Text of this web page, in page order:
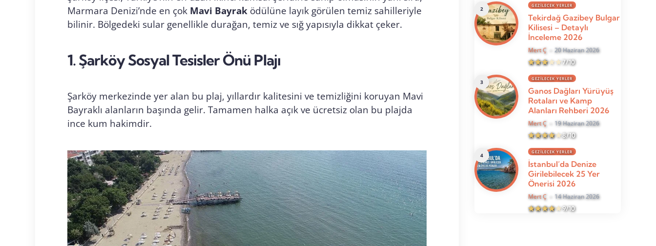
Marmara Denizi’nde en çok Mavi Bayrak ödülüne layık görülen temiz sahilleriyle
bilinir. Bölgedeki sular genellikle durağan, temiz ve sığ yapısıyla dikkat çeker.
1. Şarköy Sosyal Tesisler Önü Plajı
Şarköy merkezinde yer alan bu plaj, yıllardır kalitesini ve temizliğini koruyan Mavi
Bayraklı alanların başında gelir. Tamamen halka açık ve ücretsiz olan bu plajda
ince kum hakimdir.
GEZILECEK YERLER
Tekirdağ Gazibey Bulgar
Kilisesi – Detaylı
İnceleme 2026
Mert Ç 20 Haziran 2026
7/10
GEZILECEK YERLER
Ganos Dağları Yürüyüş
Rotaları ve Kamp
Alanları Rehberi 2026
Mert Ç 19 Haziran 2026
8/10
GEZILECEK YERLER
İstanbul’da Denize
Girilebilecek 25 Yer
Önerisi 2026
Mert Ç 14 Haziran 2026
9/10